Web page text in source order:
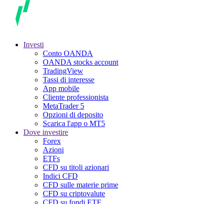
Investi
Conto OANDA
OANDA stocks account
TradingView
Tassi di interesse
App mobile
Cliente professionista
MetaTrader 5
Opzioni di deposito
Scarica l'app o MT5
Dove investire
Forex
Azioni
ETFs
CFD su titoli azionari
Indici CFD
CFD sulle materie prime
CFD su criptovalute
CFD su fondi ETF